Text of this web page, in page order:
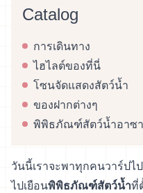
Catalog
การเดินทาง
ไฮไลต์ของที่นี่
โซนจัดแสดงสัตว์น้ำ
ของฝากต่างๆ
พิพิธภัณฑ์สัตว์น้ำอาซ
วันนี้เราจะพาทุกคนวาร์ปไ
ไปเยือนพิพิธภัณฑ์สัตว์น้ำที่